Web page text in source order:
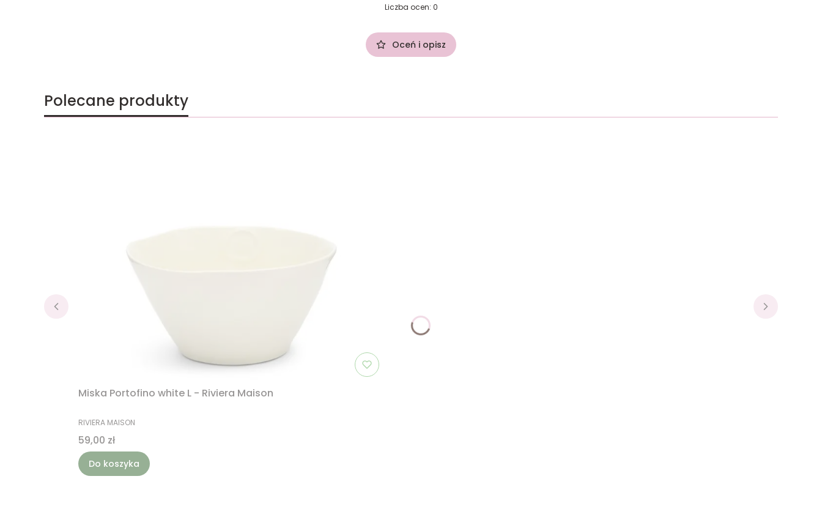
Liczba ocen: 0
Oceń i opisz
Polecane produkty
Miska Portofino white L - Riviera Maison
PRODUCENT
RIVIERA MAISON
Cena
59,00 zł
Do koszyka